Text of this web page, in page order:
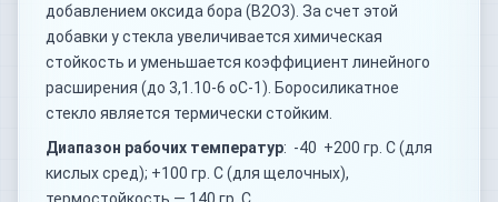
добавлением оксида бора (B2O3). За счет этой
добавки у стекла увеличивается химическая
стойкость и уменьшается коэффициент линейного
расширения (до 3,1.10-6 оС-1). Боросиликатное
стекло является термически стойким.
Диапазон рабочих температур: -40 +200 гр. С (для
кислых сред); +100 гр. С (для щелочных),